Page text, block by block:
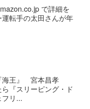
で詳細を
転手の太田さんが年
海王』 宮本昌孝
『スリーピング・ド
リ...